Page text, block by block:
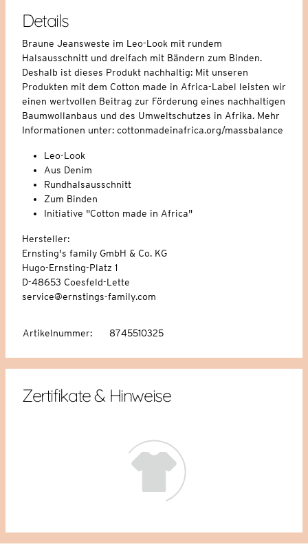
Details
Braune Jeansweste im Leo-Look mit rundem
Halsausschnitt und dreifach mit Bändern zum Binden.
Deshalb ist dieses Produkt nachhaltig: Mit unseren
Produkten mit dem Cotton made in Africa-Label leisten wir
einen wertvollen Beitrag zur Förderung eines nachhaltigen
Baumwollanbaus und des Umweltschutzes in Afrika. Mehr
Informationen unter: cottonmadeinafrica.org/massbalance
Leo-Look
Aus Denim
Rundhalsausschnitt
Zum Binden
Initiative "Cotton made in Africa"
Hersteller:
Ernsting's family GmbH & Co. KG
Hugo-Ernsting-Platz 1
D-48653 Coesfeld-Lette
service@ernstings-family.com
Artikelnummer: 8745510325
Zertifikate & Hinweise